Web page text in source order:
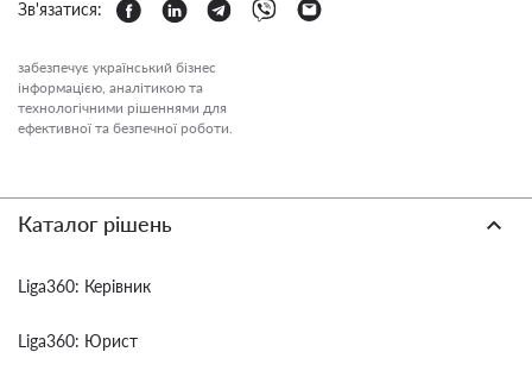
Зв'язатися:
забезпечує український бізнес
інформацією, аналітикою та
технологічними рішеннями для
ефективної та безпечної роботи.
Каталог рішень
Liga360: Керівник
Liga360: Юрист